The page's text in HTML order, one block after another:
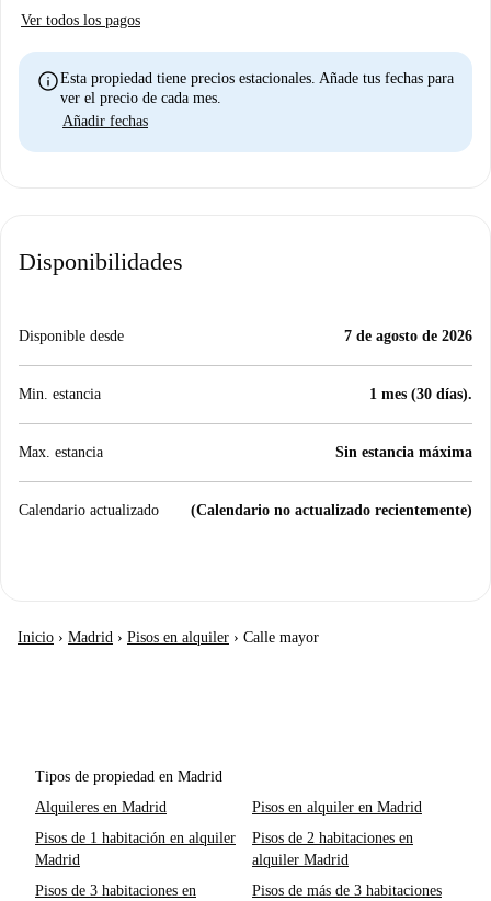
Ver todos los pagos
infoEsta propiedad tiene precios estacionales. Añade tus fechas para
ver el precio de cada mes.
Añadir fechas
Disponibilidades
Disponible desde 7 de agosto de 2026
Min. estancia 1 mes (30 días).
Max. estancia Sin estancia máxima
Calendario actualizado (Calendario no actualizado recientemente)
Inicio › Madrid › Pisos en alquiler › Calle mayor
Tipos de propiedad en Madrid
Alquileres en Madrid
Pisos en alquiler en Madrid
Pisos de 1 habitación en alquiler
Madrid
Pisos de 2 habitaciones en
alquiler Madrid
Pisos de 3 habitaciones en
Pisos de más de 3 habitaciones